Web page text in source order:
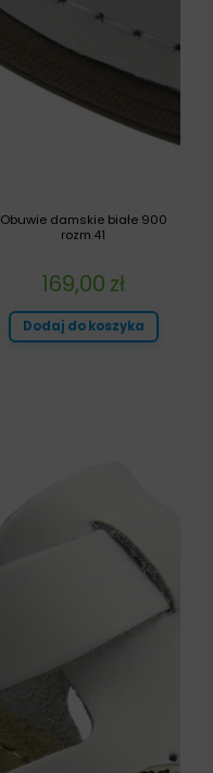
Obuwie damskie białe 900
rozm.41
169,00 zł
Dodaj do koszyka